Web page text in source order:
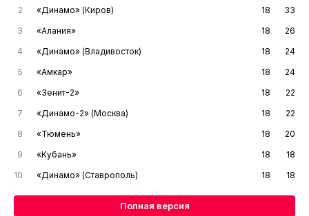
2
«Динамо» (Киров) 18
33
3
«Алания» 18
26
4
«Динамо» (Владивосток) 18
24
5
«Амкар» 18
24
6
«Зенит-2» 18
22
7
«Динамо-2» (Москва) 18
22
8
«Тюмень» 18
20
9
«Кубань» 18
18
10
«Динамо» (Ставрополь) 18 18
Полная версия